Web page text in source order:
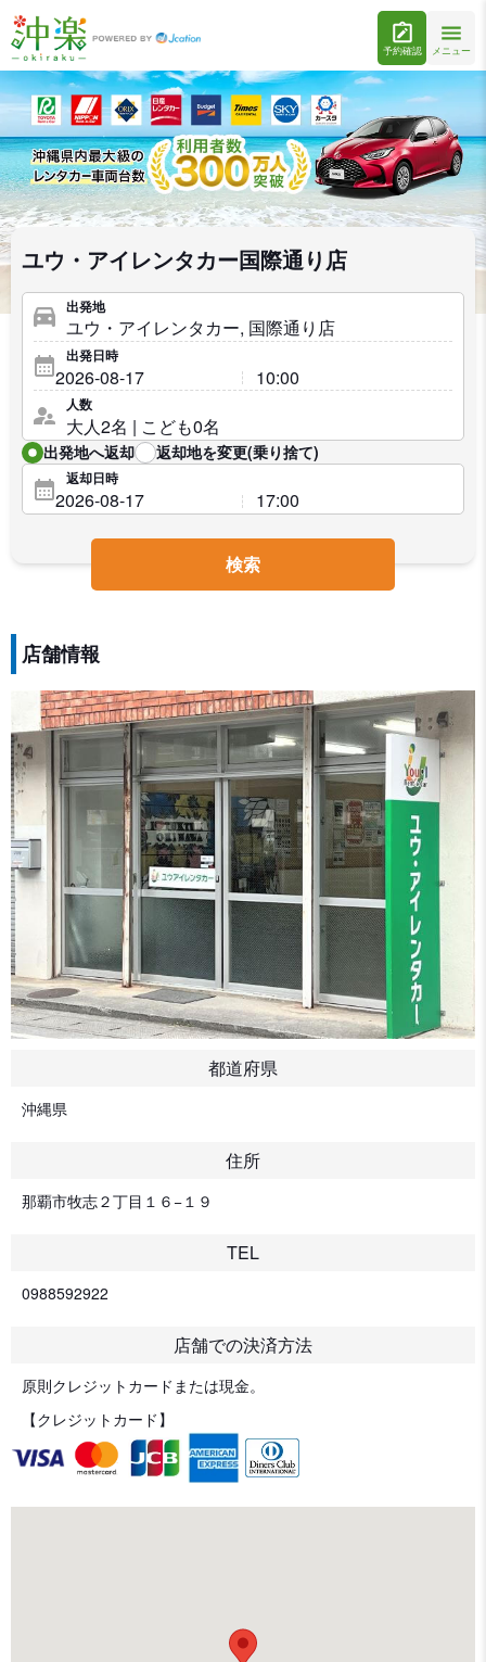
予約確認 メニュー
ユウ・アイレンタカー国際通り店
出発地
出発日時
人数
出発地へ返却 返却地を変更(乗り捨て)
返却日時
検索
店舗情報
都道府県
沖縄県
住所
那覇市牧志２丁目１６−１９
TEL
0988592922
店舗での決済方法
原則クレジットカードまたは現金。
【クレジットカード】